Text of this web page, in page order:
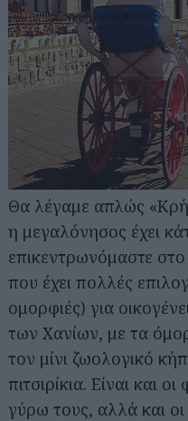
Θα λέγαμε απλώς
η μεγαλόνησος έχει
επικεντρωνόμαστε
που έχει πολλές
ομορφιές) για
των Χανίων, με τα
τον μίνι ζωολογικό
πιτσιρίκια. Είναι και
γύρω τους, αλλά και